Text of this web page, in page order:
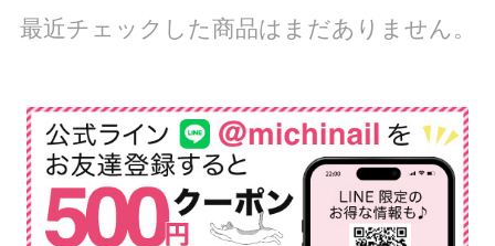
最近チェックした商品はまだありません。